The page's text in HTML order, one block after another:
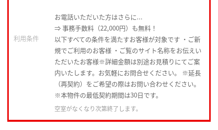
お電話いただいた方はさらに...
⇒ 事務手数料（22,000円）も無料！
利用条件
以下すべての条件を満たすお客様が対象です ・ご新
規でご利用のお客様 ・ご覧のサイト名称をお伝えい
ただいたお客様※詳細金額は別途お見積りにてご案
内いたします。お気軽にお問合せください。 ※延長
（再契約）をご希望の際はお問い合わせください。
※本物件の最低契約期間は30日です。
空室がなくなり次第終了します。